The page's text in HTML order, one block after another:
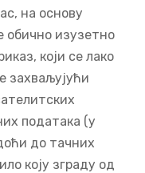
на основу
обично изузетно
који се лако
захваљујући
података (у
до тачних
коју зграду од